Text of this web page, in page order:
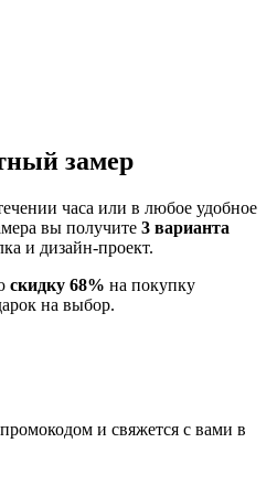
замер
часа или в любое удобное
вы получите 3 варианта
и дизайн-проект.
скидку 68% на покупку
на выбор.
и свяжется с вами в